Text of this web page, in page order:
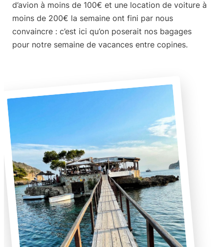
d’avion à moins de 100€ et une location de voiture à
moins de 200€ la semaine ont fini par nous
convaincre : c’est ici qu’on poserait nos bagages
pour notre semaine de vacances entre copines.